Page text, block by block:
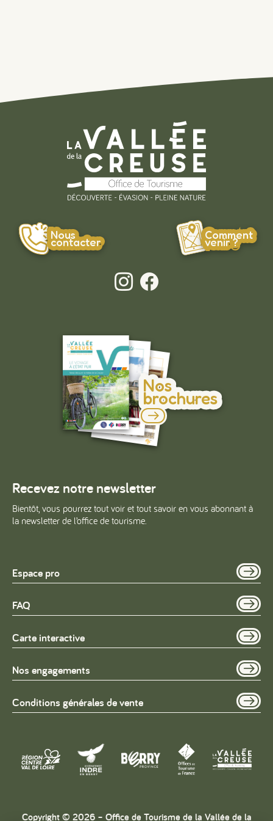
Nous
contacter
Comment
venir ?
Nos
brochures
Recevez notre newsletter
Bientôt, vous pourrez tout voir et tout savoir en vous abonnant à
la newsletter de l’office de tourisme.
Espace pro
FAQ
Carte interactive
Nos engagements
Conditions générales de vente
Copyright © 2026 – Office de Tourisme de la Vallée de la